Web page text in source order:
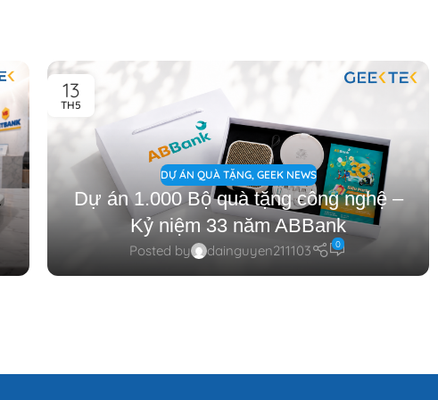
13
TH5
DỰ ÁN QUÀ TẶNG, GEEK NEWS
Dự án 1.000 Bộ quà tặng công nghệ –
Kỷ niệm 33 năm ABBank
Posted by dainguyen211103 0